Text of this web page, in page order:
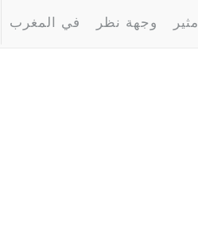
مثير وجهة نظر في المغرب